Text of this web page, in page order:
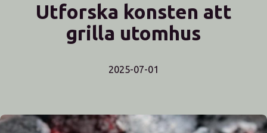
Utforska konsten att
grilla utomhus
2025-07-01